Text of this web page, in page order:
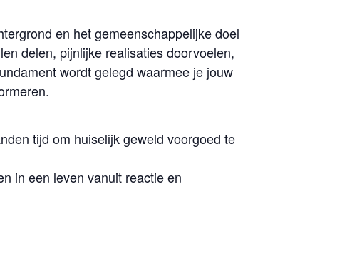
en het gemeenschappelijke doel
delen, pijnlijke realisaties doorvoelen,
wordt gelegd waarmee je jouw
tijd om huiselijk geweld voorgoed te
in een leven vanuit reactie en